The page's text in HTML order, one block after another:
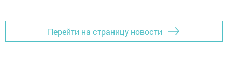
Перейти на страницу новости